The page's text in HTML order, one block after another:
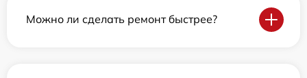
Можно ли сделать ремонт быстрее?